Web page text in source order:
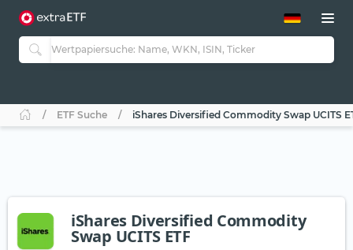
ETF-Guide 2.0
Guide Aktive ETFs
ETF-Sparpläne
ETF Suche iShares Diversified Commodity Swap UCITS
iShares Diversified Commodity
Swap UCITS ETF